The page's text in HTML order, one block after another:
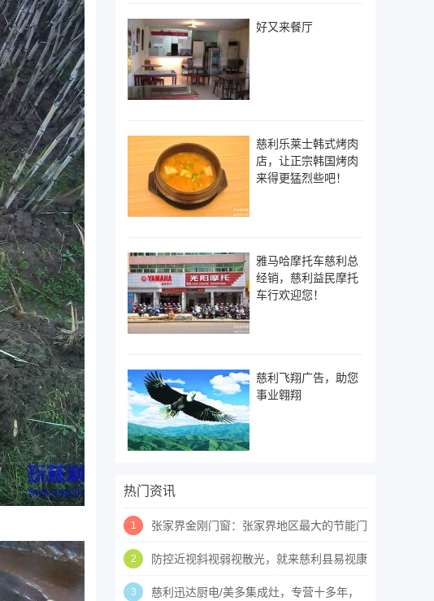
好又来餐厅
慈利乐莱士韩式烤肉
店，让正宗韩国烤肉
来得更猛烈些吧！
雅马哈摩托车慈利总
经销，慈利益民摩托
车行欢迎您！
慈利飞翔广告，助您
事业翱翔
热门资讯
1
张家界金刚门窗：张家界地区最大的节能门
窗生产基地
2
防控近视斜视弱视散光，就来慈利县易视康
视力训练中心
3
慈利迅达厨电/美多集成灶，专营十多年，